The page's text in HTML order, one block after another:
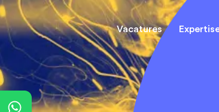
Vacatures
(Field) Service Engineers(Field) Service Engineers